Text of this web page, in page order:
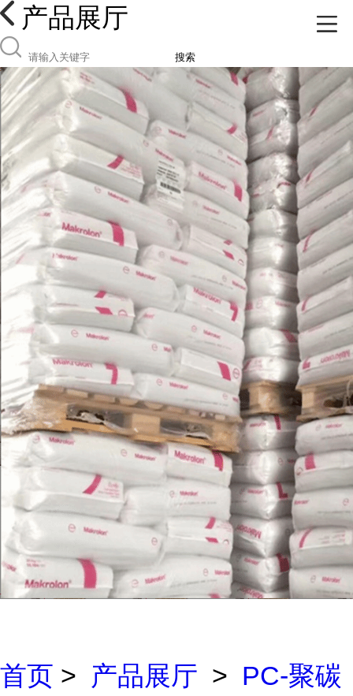
产品展厅
搜索
首页 > 产品展厅 > PC-聚碳